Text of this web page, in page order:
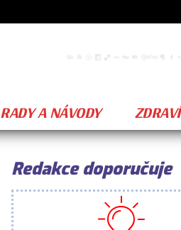
RADY A NÁVODY ZDRAVÍ
Redakce doporučuje